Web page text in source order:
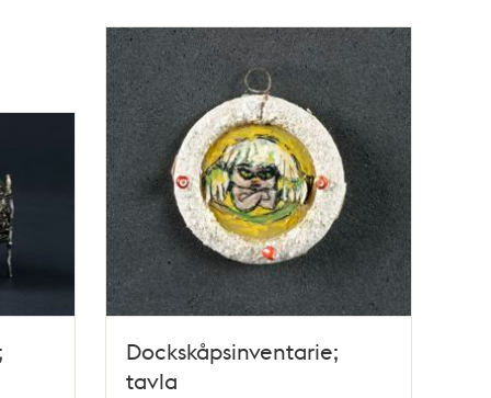
Dockskåpsinventarie;
tavla